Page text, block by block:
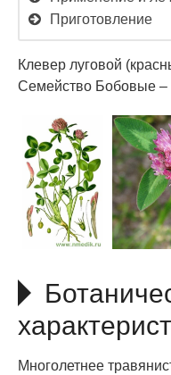
Приготовление
Клевер луговой
Семейство Бобовые –
Многолетнее